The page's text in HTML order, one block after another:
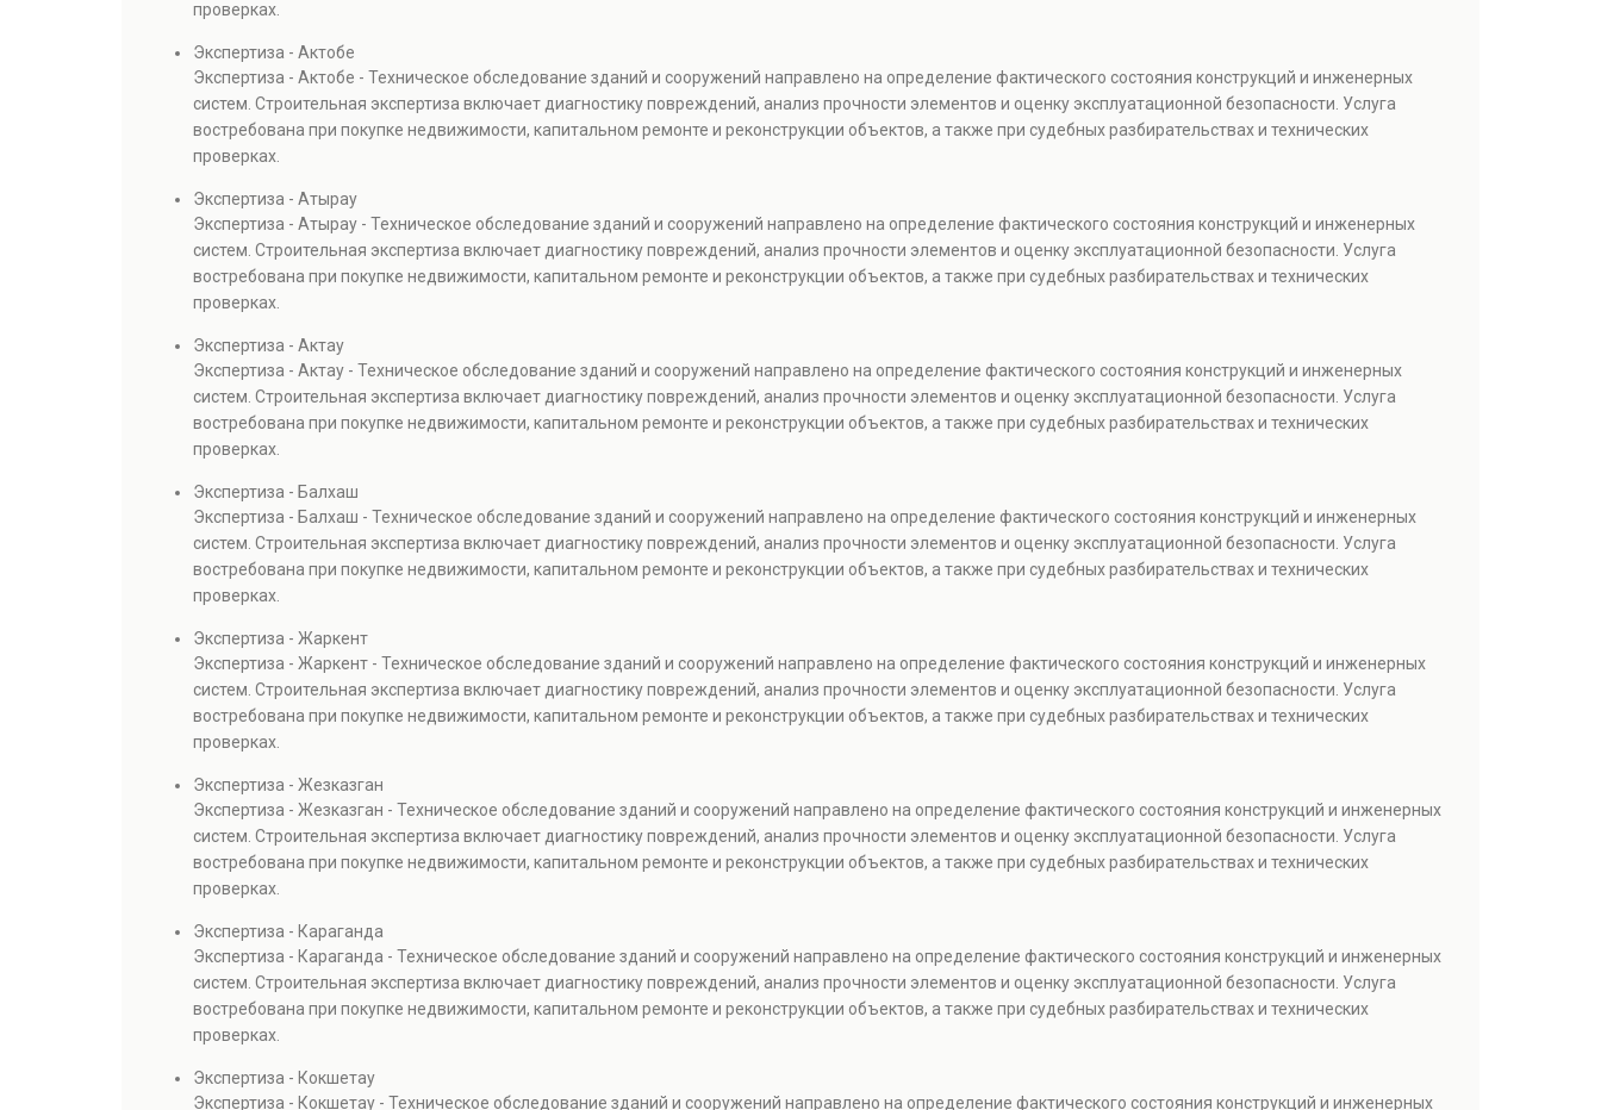
проверках.
Экспертиза - Актобе
Экспертиза - Актобе - Техническое обследование зданий и сооружений направлено на определение фактического состояния конструкций и инженерных
систем. Строительная экспертиза включает диагностику повреждений, анализ прочности элементов и оценку эксплуатационной безопасности. Услуга
востребована при покупке недвижимости, капитальном ремонте и реконструкции объектов, а также при судебных разбирательствах и технических
проверках.
Экспертиза - Атырау
Экспертиза - Атырау - Техническое обследование зданий и сооружений направлено на определение фактического состояния конструкций и инженерных
систем. Строительная экспертиза включает диагностику повреждений, анализ прочности элементов и оценку эксплуатационной безопасности. Услуга
востребована при покупке недвижимости, капитальном ремонте и реконструкции объектов, а также при судебных разбирательствах и технических
проверках.
Экспертиза - Актау
Экспертиза - Актау - Техническое обследование зданий и сооружений направлено на определение фактического состояния конструкций и инженерных
систем. Строительная экспертиза включает диагностику повреждений, анализ прочности элементов и оценку эксплуатационной безопасности. Услуга
востребована при покупке недвижимости, капитальном ремонте и реконструкции объектов, а также при судебных разбирательствах и технических
проверках.
Экспертиза - Балхаш
Экспертиза - Балхаш - Техническое обследование зданий и сооружений направлено на определение фактического состояния конструкций и инженерных
систем. Строительная экспертиза включает диагностику повреждений, анализ прочности элементов и оценку эксплуатационной безопасности. Услуга
востребована при покупке недвижимости, капитальном ремонте и реконструкции объектов, а также при судебных разбирательствах и технических
проверках.
Экспертиза - Жаркент
Экспертиза - Жаркент - Техническое обследование зданий и сооружений направлено на определение фактического состояния конструкций и инженерных
систем. Строительная экспертиза включает диагностику повреждений, анализ прочности элементов и оценку эксплуатационной безопасности. Услуга
востребована при покупке недвижимости, капитальном ремонте и реконструкции объектов, а также при судебных разбирательствах и технических
проверках.
Экспертиза - Жезказган
Экспертиза - Жезказган - Техническое обследование зданий и сооружений направлено на определение фактического состояния конструкций и инженерных
систем. Строительная экспертиза включает диагностику повреждений, анализ прочности элементов и оценку эксплуатационной безопасности. Услуга
востребована при покупке недвижимости, капитальном ремонте и реконструкции объектов, а также при судебных разбирательствах и технических
проверках.
Экспертиза - Караганда
Экспертиза - Караганда - Техническое обследование зданий и сооружений направлено на определение фактического состояния конструкций и инженерных
систем. Строительная экспертиза включает диагностику повреждений, анализ прочности элементов и оценку эксплуатационной безопасности. Услуга
востребована при покупке недвижимости, капитальном ремонте и реконструкции объектов, а также при судебных разбирательствах и технических
проверках.
Экспертиза - Кокшетау
Экспертиза - Кокшетау - Техническое обследование зданий и сооружений направлено на определение фактического состояния конструкций и инженерных